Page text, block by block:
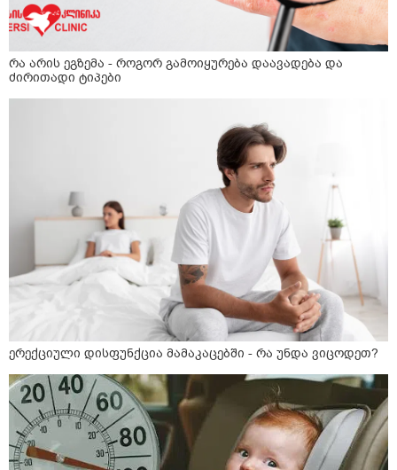
რა არის ეგზემა - როგორ გამოიყურება დაავადება და
ძირითადი ტიპები
ერექციული დისფუნქცია მამაკაცებში - რა უნდა ვიცოდეთ?